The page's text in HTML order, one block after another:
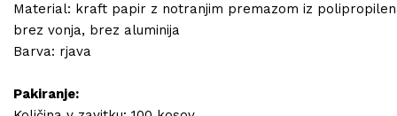
Material: kraft papir z notranjim premazom iz
brez vonja, brez aluminija
Barva: rjava
Pakiranje: